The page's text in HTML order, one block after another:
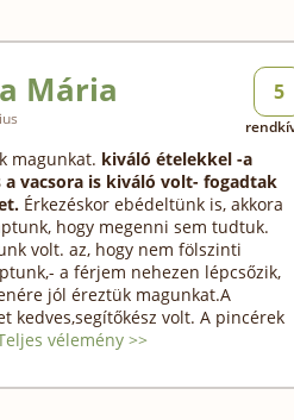
Mária
magunkat. kiváló ételekkel -a
a vacsora is kiváló volt- fogadtak
Érkezéskor ebédeltünk is, akkora
hogy megenni sem tudtuk.
volt. az, hogy nem fölszinti
a férjem nehezen lépcsőzik,
jól éreztük magunkat.A
kedves,segítőkész volt. A pincérek
vélemény >>
5